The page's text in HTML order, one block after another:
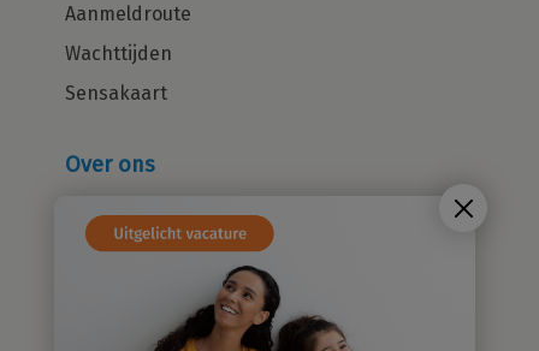
Aanmeldroute
Wachttijden
Sensakaart
Over ons
Cliëntenraad
Sensatieve methodiek